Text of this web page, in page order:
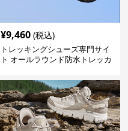
¥9,460 (税込)
トレッキングシューズ専門サイ
ト オールラウンド防水トレッカ